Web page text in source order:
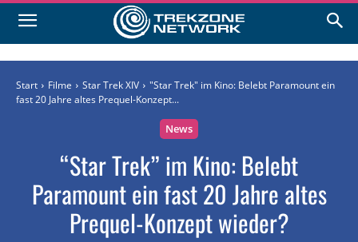
Start Filme Star Trek XIV
"Star Trek" im Kino: Belebt Paramount ein
fast 20 Jahre altes Prequel-Konzept...
News
“Star Trek” im Kino: Belebt
Paramount ein fast 20 Jahre altes
Prequel-Konzept wieder?